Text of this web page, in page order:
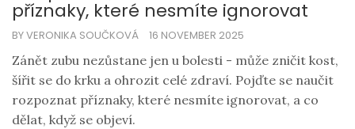
příznaky, které nesmíte ignorovat
BY VERONIKA SOUČKOVÁ 16 NOVEMBER 2025
Zánět zubu nezůstane jen u bolesti - může zničit kost,
šířit se do krku a ohrozit celé zdraví. Pojďte se naučit
rozpoznat příznaky, které nesmíte ignorovat, a co
dělat, když se objeví.